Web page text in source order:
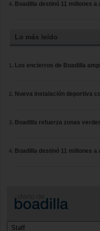
Boadilla destinó 11 millones
Lo más leído
Los encierros de Boadilla
Nueva instalación deportiva
Boadilla refuerza zonas
Boadilla destinó 11 millones